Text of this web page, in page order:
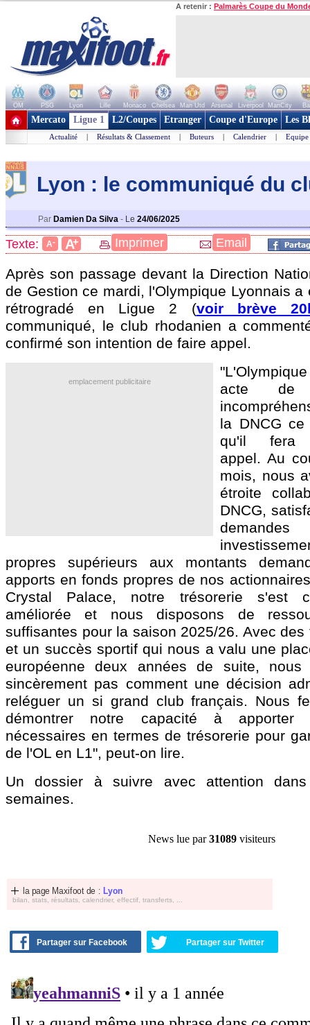
A retenir : Palmarès Coupe du
OM PSG Lyon Lille Monaco Chelsea Man Utd Arsenal Liverpool ManCity
+ de clubs
Mercato Ligue 1 L2/Coupes Etranger Coupe d'Europe Les
Actualité | Résultats & Classement | Buteurs | Calendrier | Equipe
Lyon : le communiqué du
Par Damien Da Silva - Le 24/06/2025
Texte: A- A+ Imprimer Email
Après son passage devant la Direction
de Gestion ce mardi, l'Olympique Lyonnais a
rétrogradé en Ligue 2 (voir brève
communiqué, le club rhodanien a
confirmé son intention de faire appel.
emplacement publicitaire
acte de
la DNCG
qu'il fera
appel. Au
mois, nous
étroite
DNCG,
propres supérieurs aux montants
apports en fonds propres de nos
Crystal Palace, notre trésorerie s'est
améliorée et nous disposons de
suffisantes pour la saison 2025/26. Avec des
et un succès sportif qui nous a valu une
européenne deux années de suite, nous
sincèrement pas comment une décision
reléguer un si grand club français. Nous
démontrer notre capacité à apporter
nécessaires en termes de trésorerie pour
de l'OL en L1", peut-on lire.
Un dossier à suivre avec attention
semaines.
News lue par31089 visiteurs
la page Maxifoot de : Lyon
bilan, stats, résultats, calendrier, effectif, transferts, ...
Partager sur Facebook Partager sur Twitter